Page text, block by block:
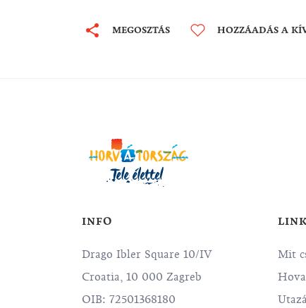
MEGOSZTÁS HOZZÁADÁS A
INFO
Drago Ibler Square 10/IV
Croatia, 10 000 Zagreb
OIB: 72501368180
Mit